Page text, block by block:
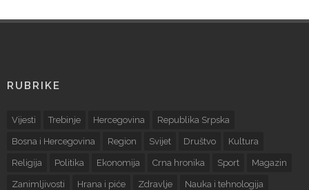
RUBRIKE
Vijesti Trebinje Hercegovina Republika Srpska
Bosna i Hercegovina Region Svijet Društvo Kultura
Religija Politika Ekonomija Crna hronika Sport Magazin
Zanimljivosti Hrana i piće Zdravlje Nauka i tehnologija